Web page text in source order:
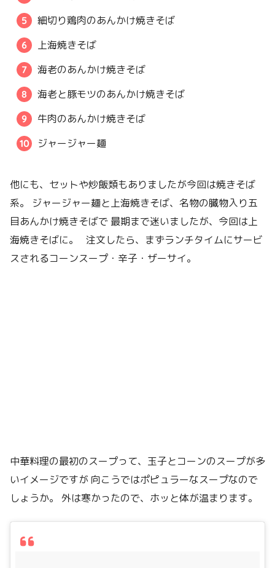
細切り鶏肉のあんかけ焼きそば
上海焼きそば
海老のあんかけ焼きそば
海老と豚モツのあんかけ焼きそば
牛肉のあんかけ焼きそば
ジャージャー麺
他にも、セットや炒飯類もありましたが今回は焼きそば
系。 ジャージャー麺と上海焼きそば、名物の臓物入り五
目あんかけ焼きそばで 最期まで迷いましたが、今回は上
海焼きそばに。 注文したら、まずランチタイムにサービ
スされるコーンスープ・辛子・ザーサイ。
中華料理の最初のスープって、玉子とコーンのスープが多
いイメージですが 向こうではポピュラーなスープなので
しょうか。 外は寒かったので、ホッと体が温まります。